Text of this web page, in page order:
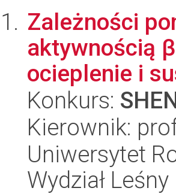
Zależności
aktywnością
ocieplenie i
Konkurs:
Kierownik:
Uniwersytet
Wydział Leśny